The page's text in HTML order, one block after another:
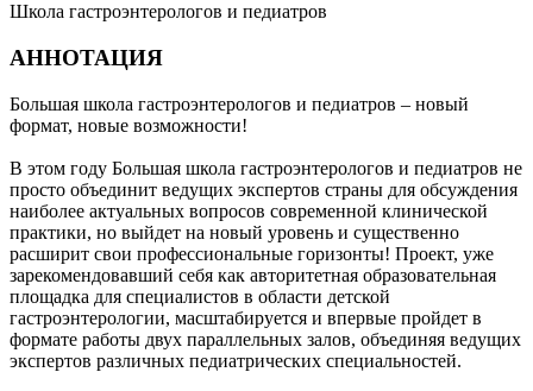
Школа гастроэнтерологов и педиатров
АННОТАЦИЯ
Большая школа гастроэнтерологов и педиатров – новый
формат, новые возможности!
В этом году Большая школа гастроэнтерологов и педиатров не
просто объединит ведущих экспертов страны для обсуждения
наиболее актуальных вопросов современной клинической
практики, но выйдет на новый уровень и существенно
расширит свои профессиональные горизонты! Проект, уже
зарекомендовавший себя как авторитетная образовательная
площадка для специалистов в области детской
гастроэнтерологии, масштабируется и впервые пройдет в
формате работы двух параллельных залов, объединяя ведущих
экспертов различных педиатрических специальностей.